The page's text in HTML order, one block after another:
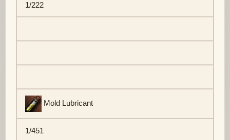
1/222
Mold Lubricant
1/451